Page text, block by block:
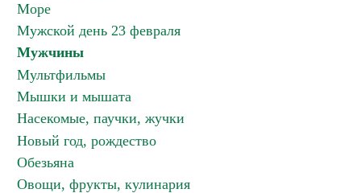
Море
Мужской день 23 февраля
Мужчины
Мультфильмы
Мышки и мышата
Насекомые, паучки, жучки
Новый год, рождество
Обезьяна
Овощи, фрукты, кулинария